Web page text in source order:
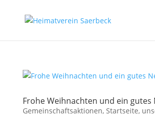
Frohe Weihnachten und ein gutes
Gemeinschaftsaktionen, Startseite,